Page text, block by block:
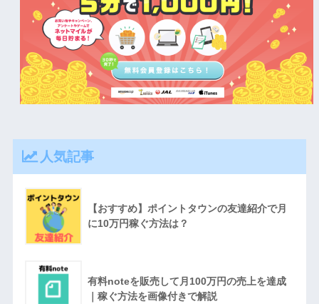
人気記事
【おすすめ】ポイントタウンの友達紹介で月
に10万円稼ぐ方法は？
有料noteを販売して月100万円の売上を達成
｜稼ぐ方法を画像付きで解説